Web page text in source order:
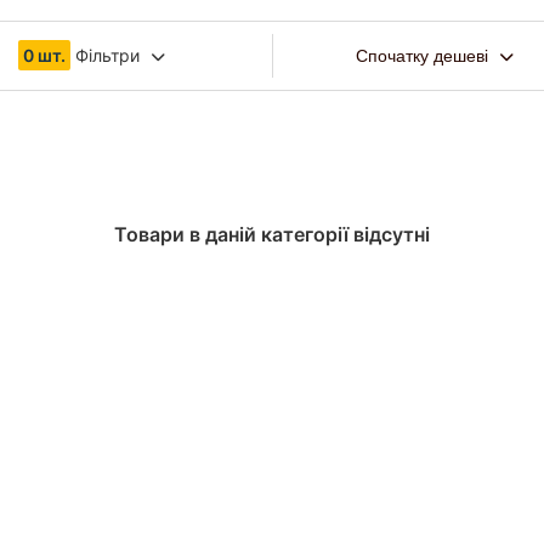
0 шт. Фільтри Спочатку дешеві
Товари в даній категорії відсутні